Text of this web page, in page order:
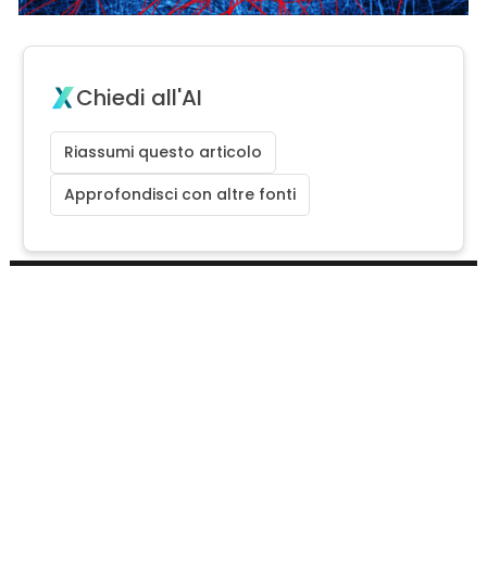
Chiedi all'AI
Riassumi questo articolo
Approfondisci con altre fonti